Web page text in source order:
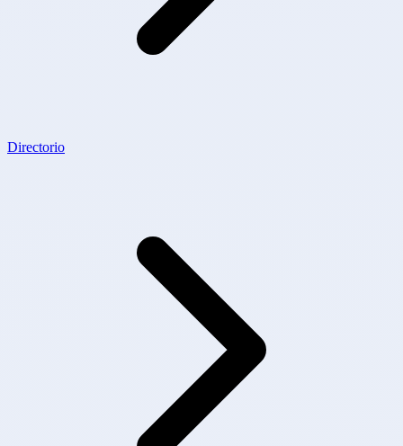
Directorio